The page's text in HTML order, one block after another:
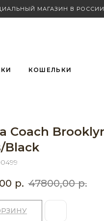
МАГАЗИН В РОССИИ
КОШЕЛЬКИ
Coach
Black
р. 47800,00 р.